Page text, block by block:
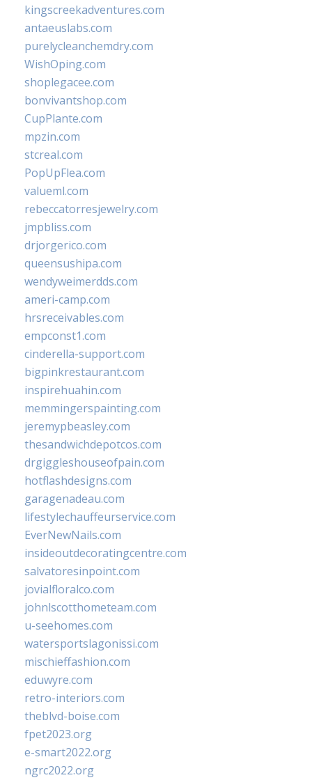
kingscreekadventures.com
antaeuslabs.com
purelycleanchemdry.com
WishOping.com
shoplegacee.com
bonvivantshop.com
CupPlante.com
mpzin.com
stcreal.com
PopUpFlea.com
valueml.com
rebeccatorresjewelry.com
jmpbliss.com
drjorgerico.com
queensushipa.com
wendyweimerdds.com
ameri-camp.com
hrsreceivables.com
empconst1.com
cinderella-support.com
bigpinkrestaurant.com
inspirehuahin.com
memmingerspainting.com
jeremypbeasley.com
thesandwichdepotcos.com
drgiggleshouseofpain.com
hotflashdesigns.com
garagenadeau.com
lifestylechauffeurservice.com
EverNewNails.com
insideoutdecoratingcentre.com
salvatoresinpoint.com
jovialfloralco.com
johnlscotthometeam.com
u-seehomes.com
watersportslagonissi.com
mischieffashion.com
eduwyre.com
retro-interiors.com
theblvd-boise.com
fpet2023.org
e-smart2022.org
ngrc2022.org